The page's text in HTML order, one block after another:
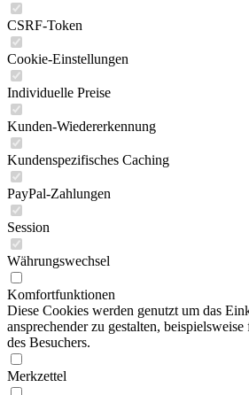
CSRF-Token
Cookie-Einstellungen
Individuelle Preise
Kunden-Wiedererkennung
Kundenspezifisches Caching
PayPal-Zahlungen
Session
Währungswechsel
Komfortfunktionen
Diese Cookies werden genutzt um das
ansprechender zu gestalten,
des Besuchers.
Merkzettel